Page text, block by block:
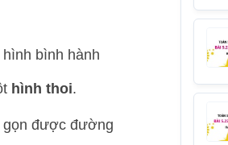
hình bình hành
hình thoi.
gọn được đường